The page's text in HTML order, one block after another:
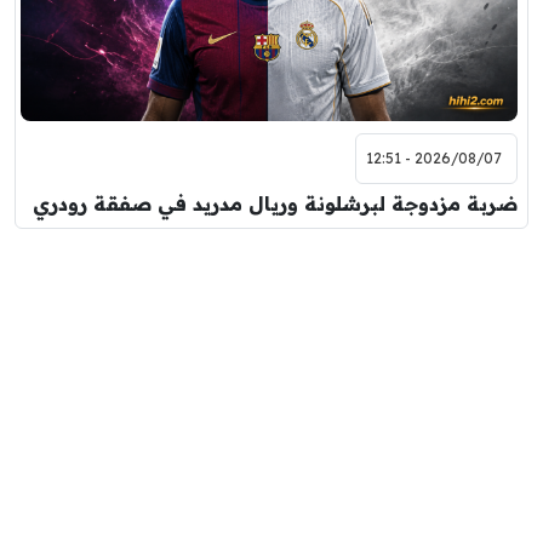
2026/08/07 - 12:51
ضربة مزدوجة لبرشلونة وريال مدريد في صفقة رودري